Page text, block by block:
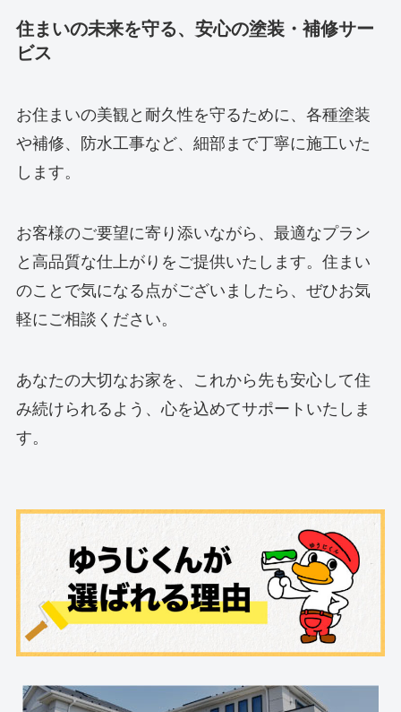
住まいの未来を守る、安心の塗装・補修サー
ビス
お住まいの美観と耐久性を守るために、各種塗装
や補修、防水工事など、細部まで丁寧に施工いた
します。
お客様のご要望に寄り添いながら、最適なプラン
と高品質な仕上がりをご提供いたします。住まい
のことで気になる点がございましたら、ぜひお気
軽にご相談ください。
あなたの大切なお家を、これから先も安心して住
み続けられるよう、心を込めてサポートいたしま
す。